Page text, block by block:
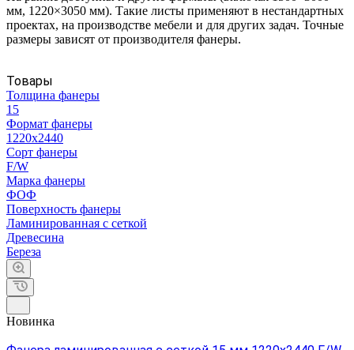
мм, 1220×3050 мм). Такие листы применяют в нестандартных
проектах, на производстве мебели и для других задач. Точные
размеры зависят от производителя фанеры.
Товары
Толщина фанеры
15
Формат фанеры
1220х2440
Сорт фанеры
F/W
Марка фанеры
ФОФ
Поверхность фанеры
Ламинированная с сеткой
Древесина
Береза
Новинка